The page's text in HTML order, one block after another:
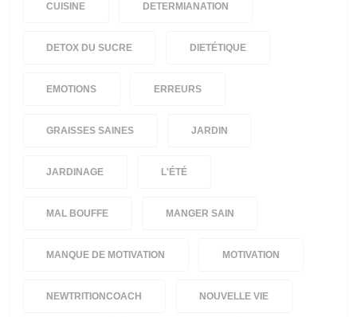
CUISINE DETERMIANATION
DETOX DU SUCRE DIETÉTIQUE
EMOTIONS ERREURS
GRAISSES SAINES JARDIN
JARDINAGE L'ÉTÉ
MAL BOUFFE MANGER SAIN
MANQUE DE MOTIVATION MOTIVATION
NEWTRITIONCOACH NOUVELLE VIE